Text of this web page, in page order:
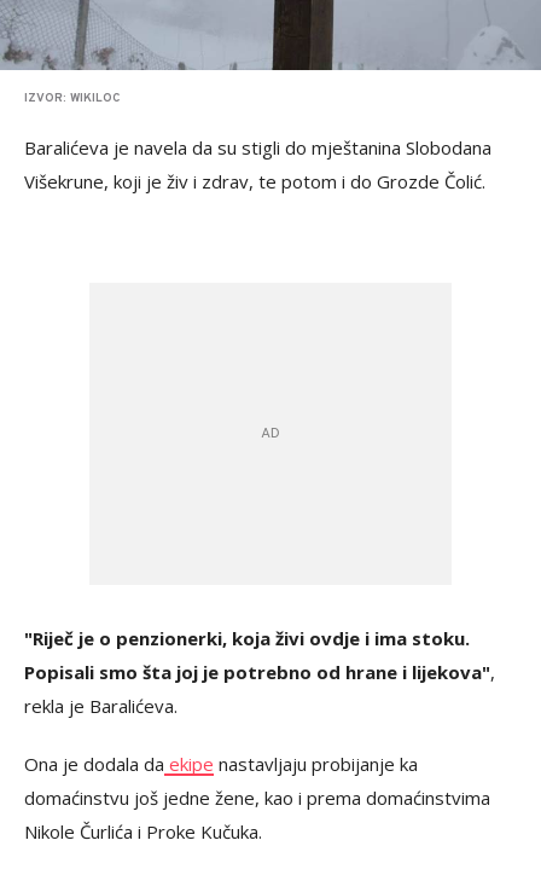
IZVOR: WIKILOC
Baralićeva je navela da su stigli do mještanina Slobodana
Višekrune, koji je živ i zdrav, te potom i do Grozde Čolić.
"Riječ je o penzionerki, koja živi ovdje i ima stoku.
Popisali smo šta joj je potrebno od hrane i lijekova",
rekla je Baralićeva.
Ona je dodala da ekipe nastavljaju probijanje ka
domaćinstvu još jedne žene, kao i prema domaćinstvima
Nikole Čurlića i Proke Kučuka.